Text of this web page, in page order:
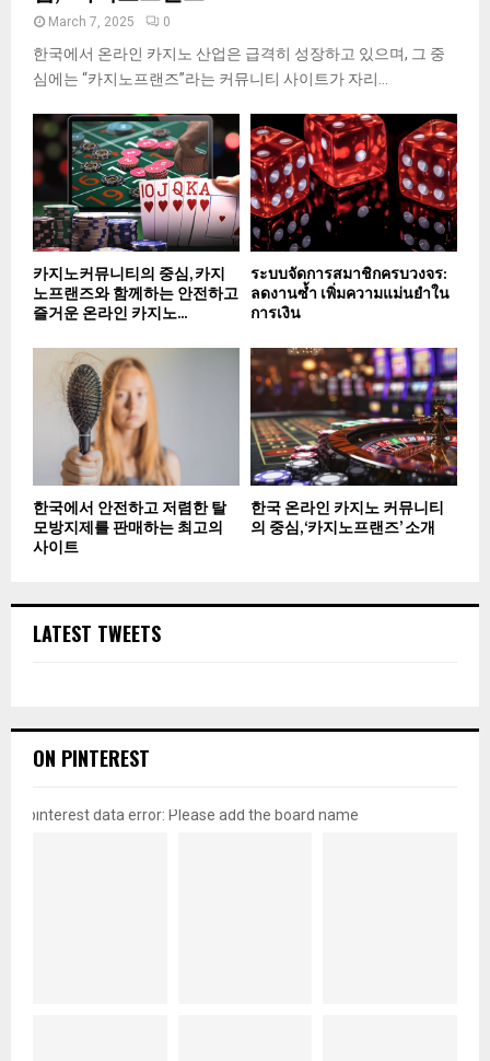
March 7, 2025 0
한국에서 온라인 카지노 산업은 급격히 성장하고 있으며, 그 중
심에는 “카지노프랜즈”라는 커뮤니티 사이트가 자리...
카지노커뮤니티의 중심, 카지
노프랜즈와 함께하는 안전하고
즐거운 온라인 카지노...
ระบบจัดการสมาชิกครบวงจร:
ลดงานซ้ำ เพิ่มความแม่นยำใน
การเงิน
한국에서 안전하고 저렴한 탈
모방지제를 판매하는 최고의
사이트
한국 온라인 카지노 커뮤니티
의 중심, ‘카지노프랜즈’ 소개
LATEST TWEETS
ON PINTEREST
pinterest data error: Please add the board name